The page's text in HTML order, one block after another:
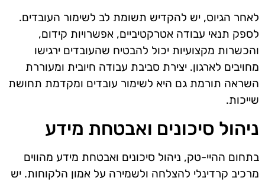
לאחר הגיוס, יש להקדיש תשומת לב לשימור העובדים.
לספק תנאי עבודה אטרקטיביים, אפשרויות קידום,
והכשרות מקצועיות יכול להבטיח שהעובדים ירגישו
מחויבים לארגון. יצירת סביבת עבודה חיובית ומעוררת
השראה תורמת גם היא לשימור עובדים ומקדמת תחושת
שייכות.
ניהול סיכונים ואבטחת מידע
בתחום ההיי-טק, ניהול סיכונים ואבטחת מידע מהווים
מרכיב קרדינלי להצלחה ולשמירה על אמון הלקוחות. יש